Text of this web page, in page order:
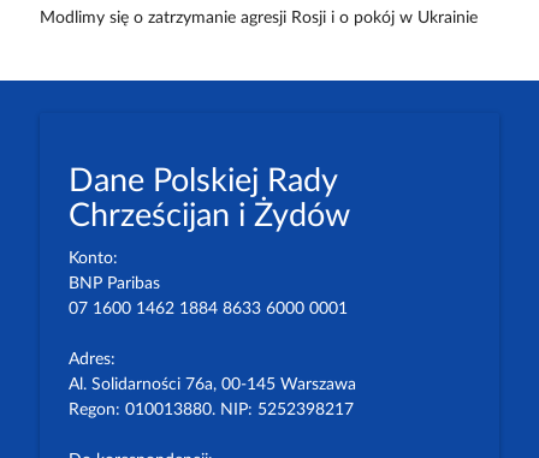
Modlimy się o zatrzymanie agresji Rosji i o pokój w Ukrainie
Dane Polskiej Rady
Chrześcijan i Żydów
Konto:
BNP Paribas
07 1600 1462 1884 8633 6000 0001
Adres:
Al. Solidarności 76a, 00-145 Warszawa
Regon: 010013880. NIP: 5252398217